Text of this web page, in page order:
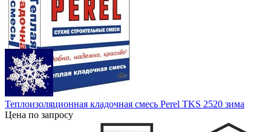
Теплоизоляционная кладочная смесь Perel TKS 2520 зима
Цена по запросу